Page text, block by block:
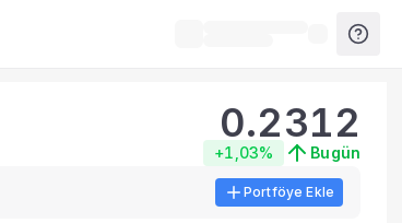
0.2312
+1,03% Bugün
Portföye Ekle